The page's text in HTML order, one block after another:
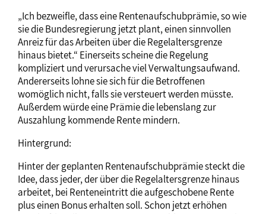
„Ich bezweifle, dass eine Rentenaufschubprämie, so wie
sie die Bundesregierung jetzt plant, einen sinnvollen
Anreiz für das Arbeiten über die Regelaltersgrenze
hinaus bietet.“ Einerseits scheine die Regelung
kompliziert und verursache viel Verwaltungsaufwand.
Andererseits lohne sie sich für die Betroffenen
womöglich nicht, falls sie versteuert werden müsste.
Außerdem würde eine Prämie die lebenslang zur
Auszahlung kommende Rente mindern.
Hintergrund:
Hinter der geplanten Rentenaufschubprämie steckt die
Idee, dass jeder, der über die Regelaltersgrenze hinaus
arbeitet, bei Renteneintritt die aufgeschobene Rente
plus einen Bonus erhalten soll. Schon jetzt erhöhen